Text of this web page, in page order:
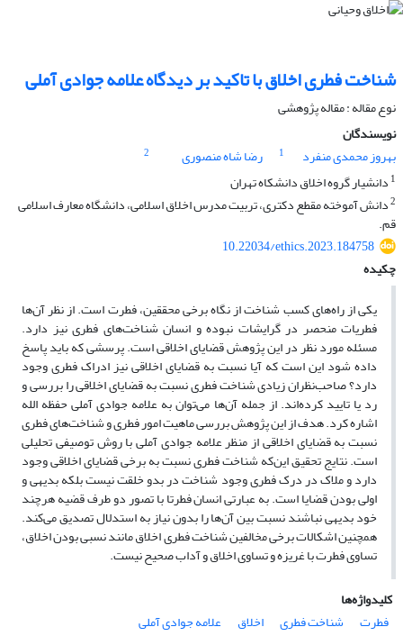
شناخت فطری اخلاق با تاکید بر دیدگاه علامه جوادی آملی
نوع مقاله : مقاله پژوهشی
نویسندگان
بهروز محمدی منفرد
1 رضا شاه منصوری
2
1 دانشیار گروه اخلاق دانشکاه تهران
2دانش آموخته مقطع دکتری، تربیت مدرس اخلاق اسلامی، دانشگاه معارف اسلامی
قم.
10.22034/ethics.2023.184758
چکیده
یکی از راه‌های کسب شناخت از نگاه برخی محققین، فطرت است. از نظر آن‌ها
فطریات منحصر در گرایشات نبوده و انسان شناخت‌های فطری نیز دارد.
مسئله مورد نظر در این پژوهش قضایای اخلاقی است. پرسشی که باید پاسخ
داده شود این است که آیا نسبت به قضایای اخلاقی نیز ادراک فطری وجود
دارد؟ صاحب‌نظران زیادی شناخت فطری نسبت به قضایای اخلاقی را بررسی و
رد یا تایید کرده‌اند. از جمله آن‌ها می‌توان به علامه جوادی آملی حفظه الله
اشاره کرد. هدف از این پژوهش بررسی ماهیت امور فطری و شناخت‌های فطری
نسبت به قضایای اخلاقی از منظر علامه جوادی آملی با روش توصیفی تحلیلی
است. نتایج تحقیق این‌که شناخت فطری نسبت به برخی قضایای اخلاقی وجود
دارد و ملاک در درک فطری وجود شناخت در بدو خلقت نیست بلکه بدیهی و
اولی بودن قضایا است. به عبارتی انسان فطرتا با تصور دو طرف قضیه هرچند
خود بدیهی نباشند نسبت بین آن‌ها را بدون نیاز به استدلال تصدیق می‌کند.
همچنین اشکالات برخی مخالفین شناخت فطری اخلاق مانند نسبی بودن اخلاق،
تساوی فطرت با غریزه و تساوی اخلاق و آداب صحیح نیست.
کلیدواژه‌ها
فطرت
شناخت فطری اخلاق
علامه جوادی آملی